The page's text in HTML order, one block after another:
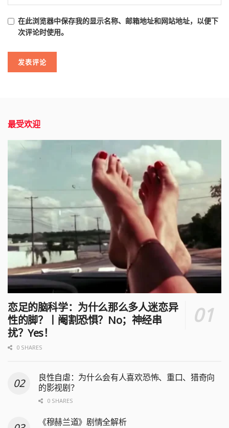
在此浏览器中保存我的显示名称、邮箱地址和网站地址，以便下
次评论时使用。
最受欢迎
恋足的脑科学：为什么那么多人迷恋异
性的脚？丨阉割恐惧？No；神经串
扰？Yes！
0 SHARES
良性自虐：为什么会有人喜欢恐怖、重口、猎奇向
的影视剧？
0 SHARES
《穆赫兰道》剧情全解析